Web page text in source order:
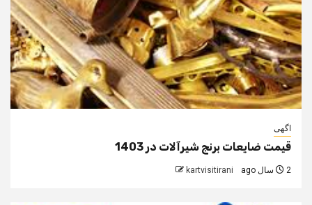
اگهی
قیمت ضایعات برنج شیرآلات در 1403
2 سال ago kartvisitirani